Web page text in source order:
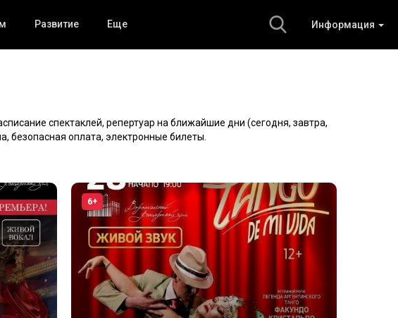
Информация
Развитие Еще
спектаклей, репертуар на ближайшие дни (сегодня, завтра,
безопасная оплата, электронные билеты.
6+